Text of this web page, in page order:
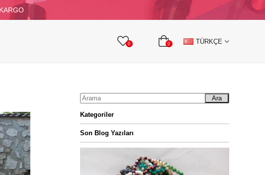
0 0 TÜRKÇE
TAŞLI TEKSTİL AKSESUARLARI
Ara
Kategoriler
Son Blog Yazıları